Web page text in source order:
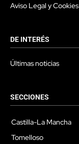
Aviso Legal y Cookies
DE INTERÉS
Últimas noticias
SECCIONES
Castilla-La Mancha
Tomelloso